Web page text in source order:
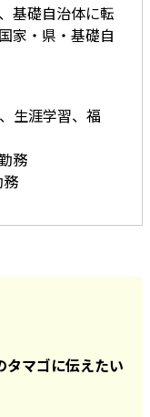
基礎自治体に転
家・県・基礎自
生涯学習、福
務
タマゴに伝えたい